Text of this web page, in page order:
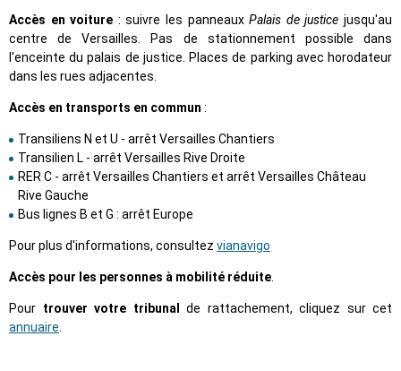
Accès en voiture : suivre les panneauxPalais de justice jusqu'au
centre de Versailles. Pas de stationnement possible dans
l'enceinte du palais de justice. Places de parking avec horodateur
dans les rues adjacentes.
Accès en transports en commun :
Transiliens N et U - arrêt Versailles Chantiers
Transilien L - arrêt Versailles Rive Droite
RER C - arrêt Versailles Chantiers et arrêt Versailles Château
Rive Gauche
Bus lignes B et G : arrêt Europe
Pour plus d'informations, consultez vianavigo
Accès pour les personnes à mobilité réduite.
Pour trouver votre tribunal de rattachement, cliquez sur cet
annuaire.